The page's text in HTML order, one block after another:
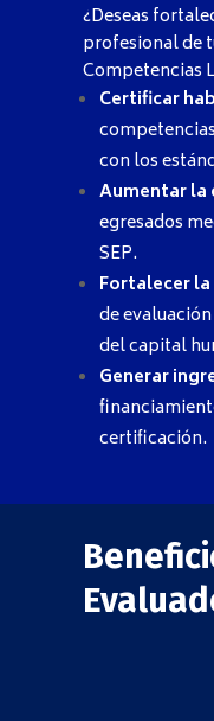
¿Deseas
profesional de
Competencias
Certificar
con los
Aumentar
egresados
SEP.
Fortalecer
de
del capital
Generar
certificación.